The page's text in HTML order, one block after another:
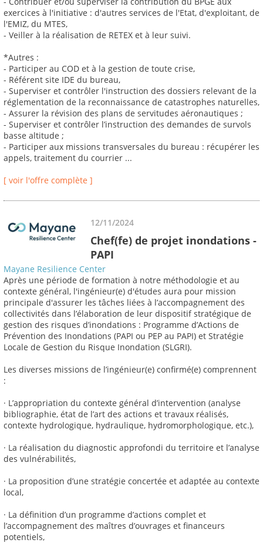
exercices à l'initiative : d'autres services de l'Etat, d'exploitant, de
l'EMIZ, du MTES,
- Veiller à la réalisation de RETEX et à leur suivi.
*Autres :
- Participer au COD et à la gestion de toute crise,
- Référent site IDE du bureau,
- Superviser et contrôler l'instruction des dossiers relevant de la
réglementation de la reconnaissance de catastrophes naturelles,
- Assurer la révision des plans de servitudes aéronautiques ;
- Superviser et contrôler l’instruction des demandes de survols
basse altitude ;
- Participer aux missions transversales du bureau : récupérer les
appels, traitement du courrier ...
[ voir l'offre complète ]
12/11/2024
Chef(fe) de projet inondations -
PAPI
Mayane Resilience Center
Après une période de formation à notre méthodologie et au
contexte général, l'ingénieur(e) d'études aura pour mission
principale d'assurer les tâches liées à l’accompagnement des
collectivités dans l’élaboration de leur dispositif stratégique de
gestion des risques d’inondations : Programme d’Actions de
Prévention des Inondations (PAPI ou PEP au PAPI) et Stratégie
Locale de Gestion du Risque Inondation (SLGRI).
Les diverses missions de l’ingénieur(e) confirmé(e) comprennent
:
· L’appropriation du contexte général d’intervention (analyse
bibliographie, état de l’art des actions et travaux réalisés,
contexte hydrologique, hydraulique, hydromorphologique, etc.),
· La réalisation du diagnostic approfondi du territoire et l’analyse
des vulnérabilités,
· La proposition d’une stratégie concertée et adaptée au contexte
local,
· La définition d’un programme d’actions complet et
l’accompagnement des maîtres d’ouvrages et financeurs
potentiels,